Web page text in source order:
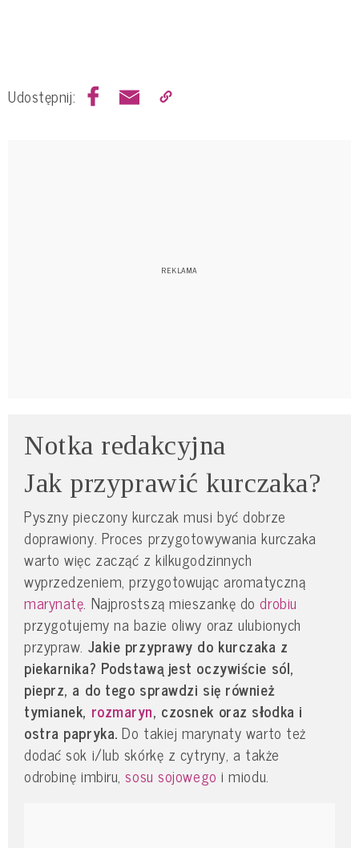
Udostępnij:
Notka redakcyjna
Jak przyprawić kurczaka?
Pyszny pieczony kurczak musi być dobrze
doprawiony. Proces przygotowywania kurczaka
warto więc zacząć z kilkugodzinnych
wyprzedzeniem, przygotowując aromatyczną
marynatę. Najprostszą mieszankę dodrobiu
przygotujemy na bazie oliwy oraz ulubionych
przypraw. Jakie przyprawy do kurczaka z
piekarnika? Podstawą jest oczywiście sól,
pieprz, a do tego sprawdzi się również
tymianek, rozmaryn, czosnek oraz słodka i
ostra papryka. Do takiej marynaty warto też
dodać sok i/lub skórkę z cytryny, a także
odrobinę imbiru,sosu sojowego i miodu.